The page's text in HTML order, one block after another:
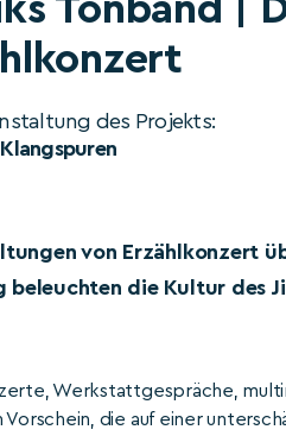
Tonband |
des Projekts:
von Erzählkonzert
beleuchten die Kultur des
Werkstattgespräche,
Vorschein, die auf einer